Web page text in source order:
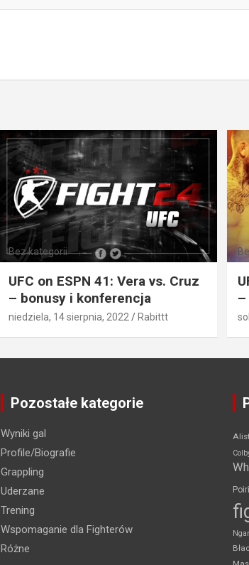
Bez kategorii
UFC on ESPN 41: Vera vs. Cruz
– bonusy i konferencja
niedziela, 14 sierpnia, 2022 Rabittt
–
Pozostałe kategorie
Wyniki gal
Profile/Biografie
Grappling
Uderzane
Trening
Wspomaganie dla Fighterów
Różne